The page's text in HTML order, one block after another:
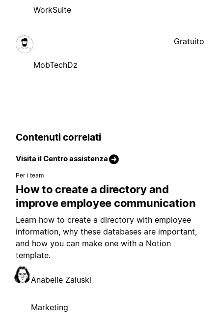
WorkSuite
MobTechDz
Gratuito
Contenuti correlati
Visita il Centro assistenza
Per i team
How to create a directory and
improve employee communication
Learn how to create a directory with employee
information, why these databases are important,
and how you can make one with a Notion
template.
Anabelle Zaluski
Marketing